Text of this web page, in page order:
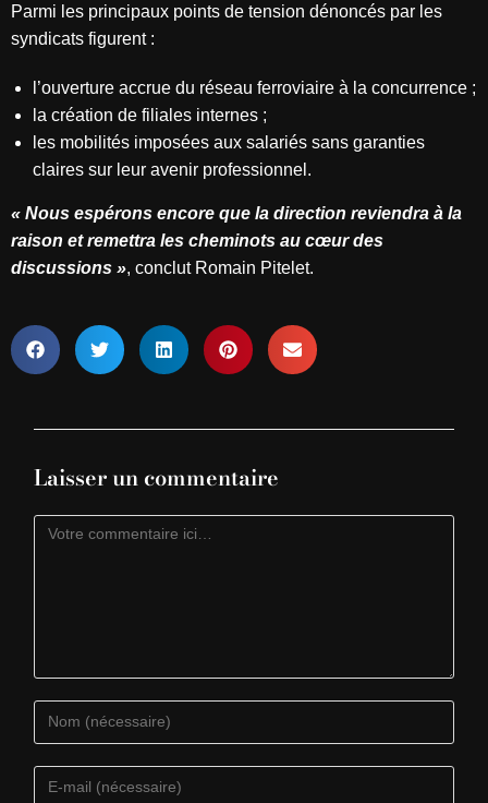
Parmi les principaux points de tension dénoncés par les
syndicats figurent :
l’ouverture accrue du réseau ferroviaire à la concurrence ;
la création de filiales internes ;
les mobilités imposées aux salariés sans garanties
claires sur leur avenir professionnel.
« Nous espérons encore que la direction reviendra à la
raison et remettra les cheminots au cœur des
discussions », conclut Romain Pitelet.
Laisser un commentaire